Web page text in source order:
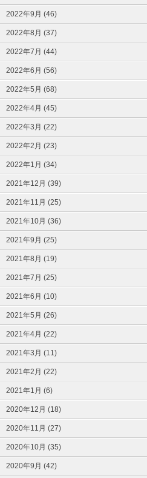
2022年9月 (46)
2022年8月 (37)
2022年7月 (44)
2022年6月 (56)
2022年5月 (68)
2022年4月 (45)
2022年3月 (22)
2022年2月 (23)
2022年1月 (34)
2021年12月 (39)
2021年11月 (25)
2021年10月 (36)
2021年9月 (25)
2021年8月 (19)
2021年7月 (25)
2021年6月 (10)
2021年5月 (26)
2021年4月 (22)
2021年3月 (11)
2021年2月 (22)
2021年1月 (6)
2020年12月 (18)
2020年11月 (27)
2020年10月 (35)
2020年9月 (42)